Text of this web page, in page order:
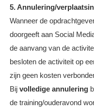
5. Annulering/
Wanneer de
doorgeeft aan Social
de aanvang van de
besloten de activiteit op
zijn geen kosten
Bij volledige annulering
de training/ouderavond